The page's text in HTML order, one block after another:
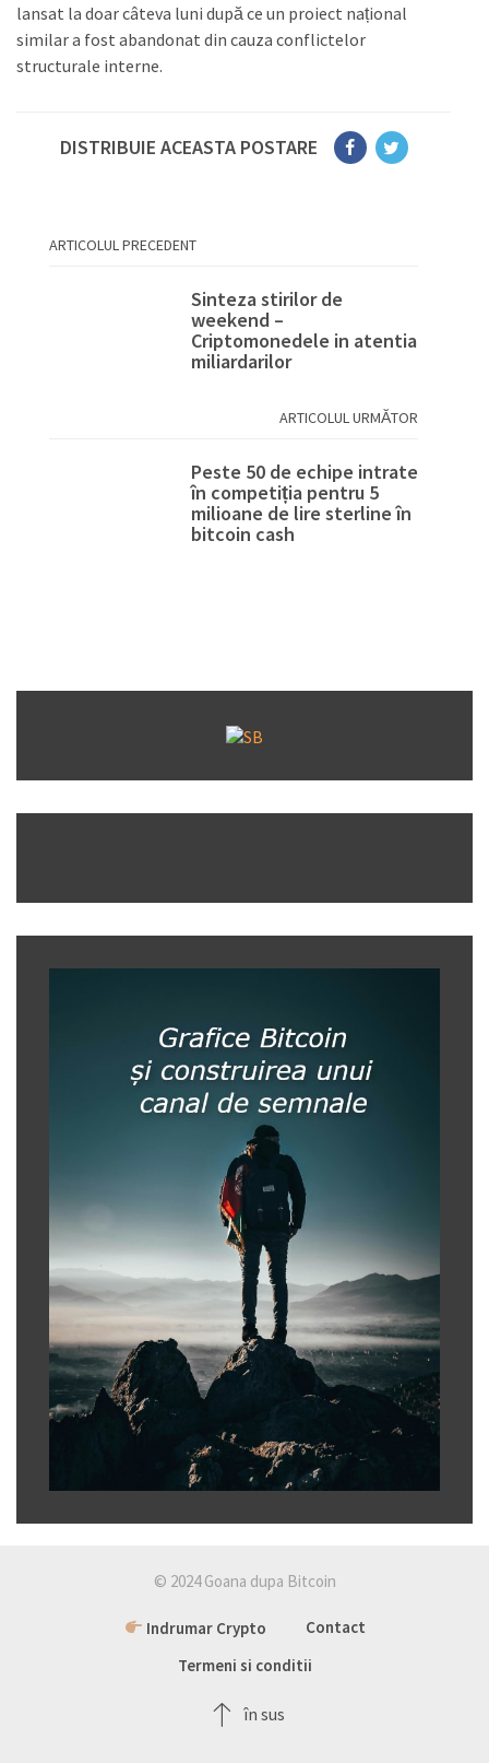
lansat la doar câteva luni după ce un proiect național
similar a fost abandonat din cauza conflictelor
structurale interne.
DISTRIBUIE ACEASTA POSTARE
ARTICOLUL PRECEDENT
Sinteza stirilor de
weekend –
Criptomonedele in atentia
miliardarilor
ARTICOLUL URMĂTOR
Peste 50 de echipe intrate
în competiția pentru 5
milioane de lire sterline în
bitcoin cash
© 2024 Goana dupa Bitcoin
Indrumar Crypto
Contact
Termeni si conditii
în sus